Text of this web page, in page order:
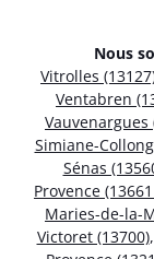
Nous
Vitrolles
Ventabren
Vauvenargues
Simiane-
Sénas
Provence
Maries-de-la-
Victoret (13700),